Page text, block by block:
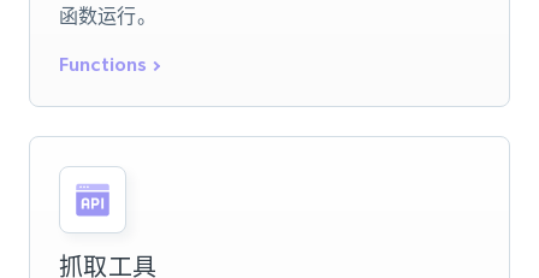
函数运行。
Functions
抓取工具